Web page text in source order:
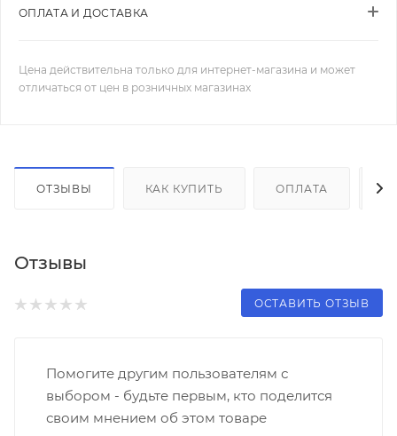
ОПЛАТА И ДОСТАВКА
Цена действительна только для интернет-магазина и может
отличаться от цен в розничных магазинах
ОТЗЫВЫ КАК КУПИТЬ ОПЛАТА
Отзывы
ОСТАВИТЬ ОТЗЫВ
Помогите другим пользователям с
выбором - будьте первым, кто поделится
своим мнением об этом товаре